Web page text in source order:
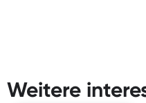
Weitere